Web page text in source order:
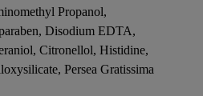
Propanol,
Disodium EDTA,
Citronellol, Histidine,
Persea Gratissima